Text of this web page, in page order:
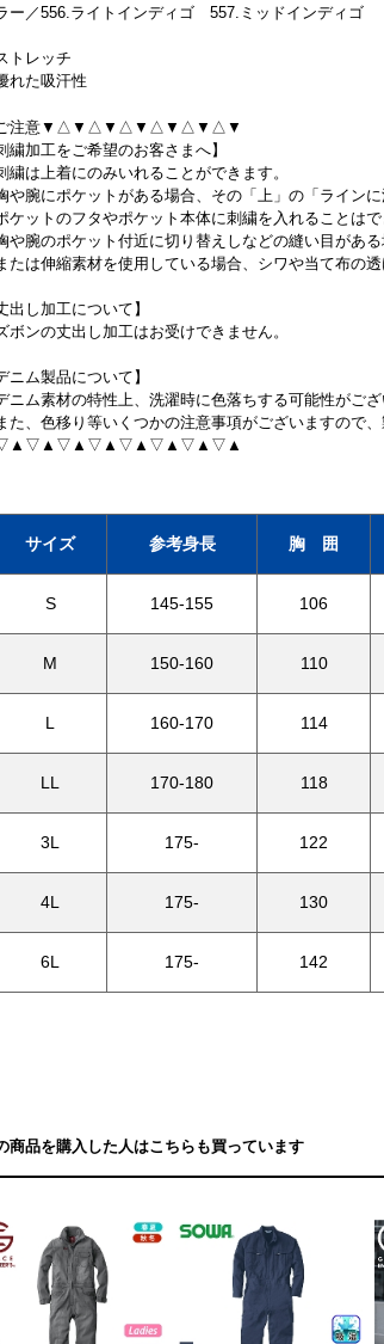
ー／556.ライトインディゴ 557.ミッドインディゴ
トレッチ
れた吸汗性
注意▼△▼△▼△▼△▼△▼△▼
繍加工をご希望のお客さまへ】
繍は上着にのみいれることができます。
や腕にポケットがある場合、その「上」の「ラインに
ケットのフタやポケット本体に刺繍を入れることはで
や腕のポケット付近に切り替えしなどの縫い目がある
は伸縮素材を使用している場合、シワや当て布の透
出し加工について】
ボンの丈出し加工はお受けできません。
ニム製品について】
ニム素材の特性上、洗濯時に色落ちする可能性がござ
た、色移り等いくつかの注意事項がございますので
サイズ 参考身長 胸 囲
S 145-155 106
M 150-160 110
L 160-170 114
LL 170-180 118
3L 175- 122
4L 175- 130
6L 175- 142
商品を購入した人はこちらも買っています